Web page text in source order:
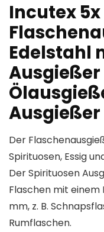
Incutex 5x
Edelstahl
Ausgießer
Ausgießer
Der
Spirituosen, Essig
Der Spirituosen
Flaschen mit einem
mm, z. B.
Rumflaschen.